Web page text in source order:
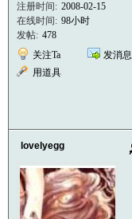
注册时间: 2008-02-15
在线时间: 98小时
发帖: 478
关注Ta
发消息
用道具
lovelyegg